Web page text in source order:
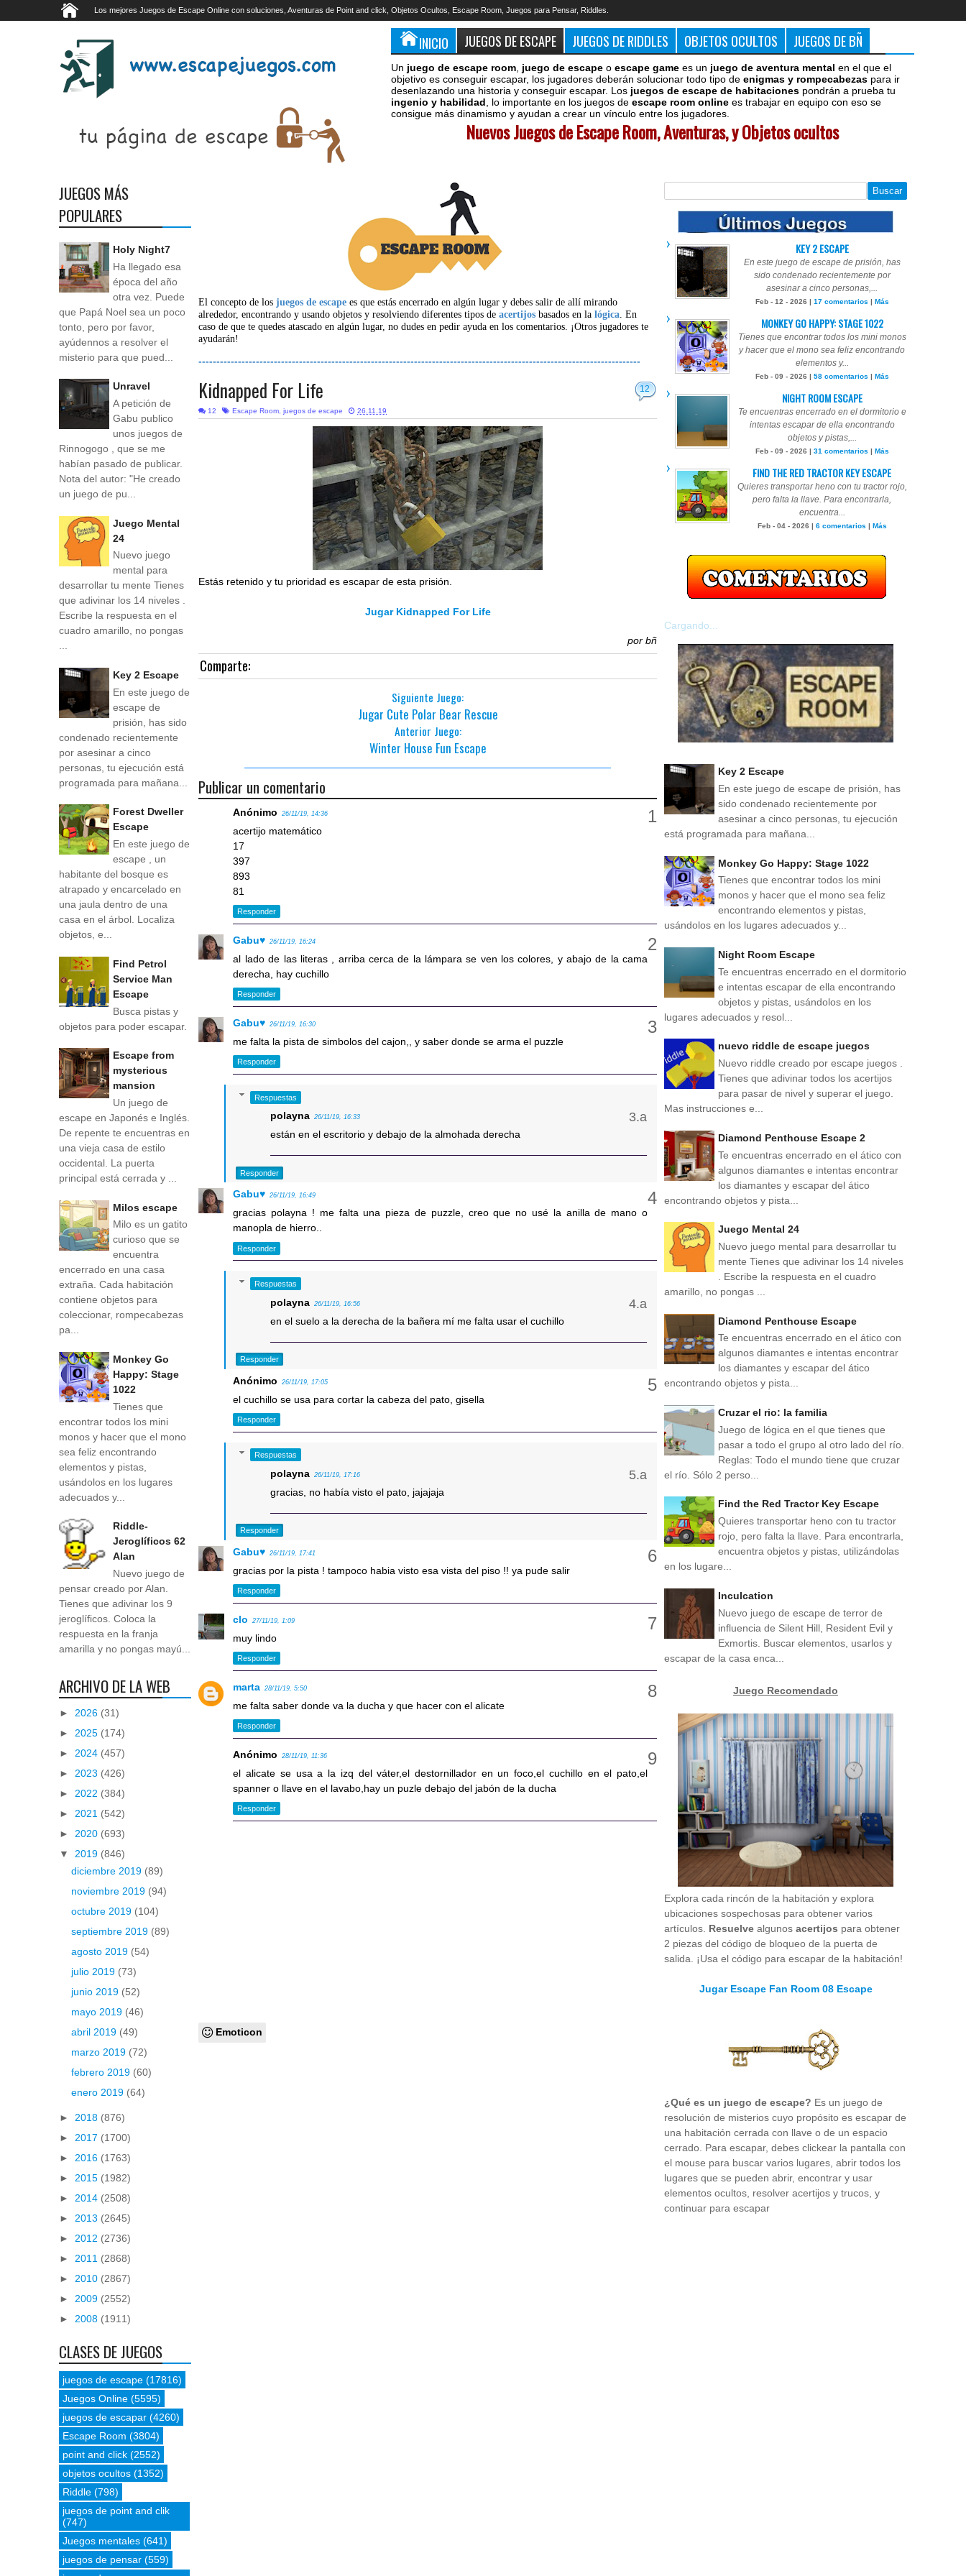
Los mejores Juegos de Escape Online con soluciones, Aventuras de Point and click, Objetos Ocultos, Escape Room, Juegos para Pensar, Riddles.
INICIO JUEGOS DE ESCAPE JUEGOS DE RIDDLES OBJETOS OCULTOS JUEGOS DE BÑ
Un juego de escape room juego de escape o escape game es un juego de aventura mental en el que el
objetivo es conseguir escapar, los jugadores deberán solucionar todo tipo de enigmas y rompecabezas para ir
desenlazando una historia y conseguir escapar. Los juegos de escape de habitaciones pondrán a prueba tu
ingenio y habilidad , lo importante en los juegos de escape room online es trabajar en equipo con eso se
consigue más dinamismo y ayudan a crear un vínculo entre los jugadores.
Nuevos Juegos de Escape Room, Aventuras, y Objetos ocultos
El concepto de losjuegos de escape es que estás encerrado en algún lugar y debes salir de allí mirando
alrededor, encontrando y usando objetos y resolviendo diferentes tipos deacertijos basados en lalógica. En
caso de que te quedes atascado en algún lugar, no dudes en pedir ayuda en los comentarios. ¡Otros jugadores te
ayudarán!
---------------------------------------------------------------------------------------------------------------------------
12
Kidnapped For Life
12 Escape Room juegos de escape 26.11.19
Estás retenido y tu prioridad es escapar de esta prisión.
Jugar Kidnapped For Life
por bñ
Comparte:
Siguiente Juego:
Jugar Cute Polar Bear Rescue
Anterior Juego:
Winter House Fun Escape
Publicar un comentario
Anónimo 26/11/19, 14:36
acertijo matemático
17
397
893
81
Responder
Gabu♥ 26/11/19, 16:24
al lado de las literas , arriba cerca de la lámpara se ven los colores, y abajo de la cama
derecha, hay cuchillo
Responder
Gabu♥ 26/11/19, 16:30
me falta la pista de simbolos del cajon,, y saber donde se arma el puzzle
Responder
Respuestas
polayna 26/11/19, 16:33
están en el escritorio y debajo de la almohada derecha
Responder
Gabu♥ 26/11/19, 16:49
gracias polayna ! me falta una pieza de puzzle, creo que no usé la anilla de mano o
manopla de hierro..
Responder
Respuestas
polayna 26/11/19, 16:56
en el suelo a la derecha de la bañera mí me falta usar el cuchillo
Responder
Anónimo 26/11/19, 17:05
el cuchillo se usa para cortar la cabeza del pato, gisella
Responder
Respuestas
polayna 26/11/19, 17:16
gracias, no había visto el pato, jajajaja
Responder
Gabu♥ 26/11/19, 17:41
gracias por la pista ! tampoco habia visto esa vista del piso !! ya pude salir
Responder
clo 27/11/19, 1:09
muy lindo
Responder
marta 28/11/19, 5:50
me falta saber donde va la ducha y que hacer con el alicate
Responder
Anónimo 28/11/19, 11:36
el alicate se usa a la izq del váter,el destornillador en un foco,el cuchillo en el pato,el
spanner o llave en el lavabo,hay un puzle debajo del jabón de la ducha
Responder
Emoticon
JUEGOS MÁS
POPULARES
Holy Night7
Ha llegado esa
época del año
otra vez. Puede
que Papá Noel sea un poco
tonto, pero por favor,
ayúdennos a resolver el
misterio para que pued...
Unravel
A petición de
Gabu publico
unos juegos de
Rinnogogo , que se me
habían pasado de publicar.
Nota del autor: "He creado
un juego de pu...
Juego Mental
24
Nuevo juego
mental para
desarrollar tu mente Tienes
que adivinar los 14 niveles .
Escribe la respuesta en el
cuadro amarillo, no pongas
...
Key 2 Escape
En este juego de
escape de
prisión, has sido
condenado recientemente
por asesinar a cinco
personas, tu ejecución está
programada para mañana...
Forest Dweller
Escape
En este juego de
escape , un
habitante del bosque es
atrapado y encarcelado en
una jaula dentro de una
casa en el árbol. Localiza
objetos, e...
Find Petrol
Service Man
Escape
Busca pistas y
objetos para poder escapar.
Escape from
mysterious
mansion
Un juego de
escape en Japonés e Inglés.
De repente te encuentras en
una vieja casa de estilo
occidental. La puerta
principal está cerrada y ...
Milos escape
Milo es un gatito
curioso que se
encuentra
encerrado en una casa
extraña. Cada habitación
contiene objetos para
coleccionar, rompecabezas
pa...
Monkey Go
Happy: Stage
1022
Tienes que
encontrar todos los mini
monos y hacer que el mono
sea feliz encontrando
elementos y pistas,
usándolos en los lugares
adecuados y...
Riddle-
Jeroglíficos 62
Alan
Nuevo juego de
pensar creado por Alan.
Tienes que adivinar los 9
jeroglíficos. Coloca la
respuesta en la franja
amarilla y no pongas mayú...
ARCHIVO DE LA WEB
► 2026 (31)
► 2025 (174)
► 2024 (457)
► 2023 (426)
► 2022 (384)
► 2021 (542)
► 2020 (693)
▼ 2019 (846)
diciembre 2019 (89)
noviembre 2019 (94)
octubre 2019 (104)
septiembre 2019 (89)
agosto 2019 (54)
julio 2019 (73)
junio 2019 (52)
mayo 2019 (46)
abril 2019 (49)
marzo 2019 (72)
febrero 2019 (60)
enero 2019 (64)
► 2018 (876)
► 2017 (1700)
► 2016 (1763)
► 2015 (1982)
► 2014 (2508)
► 2013 (2645)
► 2012 (2736)
► 2011 (2868)
► 2010 (2867)
► 2009 (2552)
► 2008 (1911)
CLASES DE JUEGOS
juegos de escape (17816)
Juegos Online (5595)
juegos de escapar (4260)
Escape Room (3804)
point and click (2552)
objetos ocultos (1352)
Riddle (798)
juegos de point and clik
(747)
Juegos mentales (641)
juegos de pensar (559)
KEY 2 ESCAPE
En este juego de escape de prisión, has
sido condenado recientemente por
asesinar a cinco personas,...
Feb - 12 - 2026 | 17 comentarios | Más
MONKEY GO HAPPY: STAGE 1022
Tienes que encontrar todos los mini monos
y hacer que el mono sea feliz encontrando
elementos y...
Feb - 09 - 2026 | 58 comentarios | Más
NIGHT ROOM ESCAPE
Te encuentras encerrado en el dormitorio e
intentas escapar de ella encontrando
objetos y pistas,...
Feb - 09 - 2026 | 31 comentarios | Más
FIND THE RED TRACTOR KEY ESCAPE
Quieres transportar heno con tu tractor rojo,
pero falta la llave. Para encontrarla,
encuentra...
Feb - 04 - 2026 | 6 comentarios | Más
Cargando...
Key 2 Escape
En este juego de escape de prisión, has
sido condenado recientemente por
asesinar a cinco personas, tu ejecución
está programada para mañana...
Monkey Go Happy: Stage 1022
Tienes que encontrar todos los mini
monos y hacer que el mono sea feliz
encontrando elementos y pistas,
usándolos en los lugares adecuados y...
Night Room Escape
Te encuentras encerrado en el dormitorio
e intentas escapar de ella encontrando
objetos y pistas, usándolos en los
lugares adecuados y resol...
nuevo riddle de escape juegos
Nuevo riddle creado por escape juegos .
Tienes que adivinar todos los acertijos
para pasar de nivel y superar el juego.
Mas instrucciones e...
Diamond Penthouse Escape 2
Te encuentras encerrado en el ático con
algunos diamantes e intentas encontrar
los diamantes y escapar del ático
encontrando objetos y pista...
Juego Mental 24
Nuevo juego mental para desarrollar tu
mente Tienes que adivinar los 14 niveles
. Escribe la respuesta en el cuadro
amarillo, no pongas ...
Diamond Penthouse Escape
Te encuentras encerrado en el ático con
algunos diamantes e intentas encontrar
los diamantes y escapar del ático
encontrando objetos y pista...
Cruzar el rio: la familia
Juego de lógica en el que tienes que
pasar a todo el grupo al otro lado del río.
Reglas: Todo el mundo tiene que cruzar
el río. Sólo 2 perso...
Find the Red Tractor Key Escape
Quieres transportar heno con tu tractor
rojo, pero falta la llave. Para encontrarla,
encuentra objetos y pistas, utilizándolas
en los lugare...
Inculcation
Nuevo juego de escape de terror de
influencia de Silent Hill, Resident Evil y
Exmortis. Buscar elementos, usarlos y
escapar de la casa enca...
Juego Recomendado
Explora cada rincón de la habitación y explora
ubicaciones sospechosas para obtener varios
artículos. Resuelve algunos acertijos para obtener
2 piezas del código de bloqueo de la puerta de
salida. ¡Usa el código para escapar de la habitación!
Jugar Escape Fan Room 08 Escape
¿Qué es un juego de escape? Es un juego de
resolución de misterios cuyo propósito es escapar de
una habitación cerrada con llave o de un espacio
cerrado. Para escapar, debes clickear la pantalla con
el mouse para buscar varios lugares, abrir todos los
lugares que se pueden abrir, encontrar y usar
elementos ocultos, resolver acertijos y trucos, y
continuar para escapar